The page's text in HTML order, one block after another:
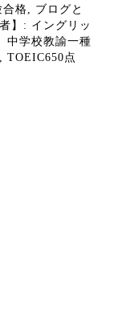
格, ブログと
】: イングリッ
中学校教諭一種
TOEIC650点